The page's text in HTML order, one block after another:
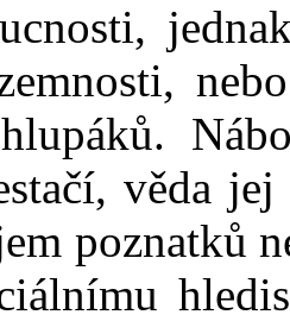
hlupáků.
věda
poznatků